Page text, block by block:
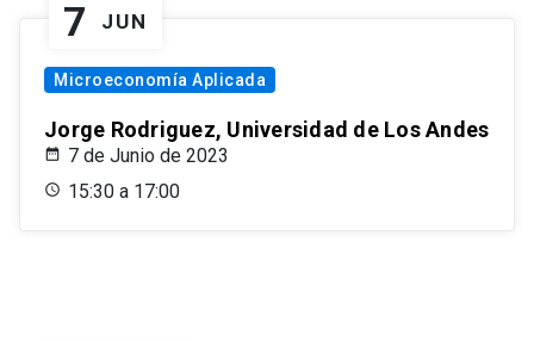
7 JUN
Microeconomía Aplicada
Jorge Rodriguez, Universidad de Los Andes
7 de Junio de 2023
15:30 a 17:00